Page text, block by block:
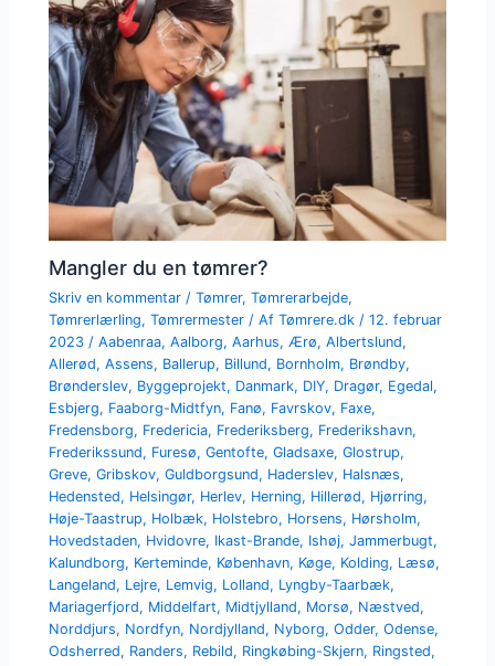
Mangler du en tømrer?
Skriv en kommentar /Tømrer,Tømrerarbejde,
Tømrerlærling,Tømrermester / AfTømrere.dk /12. februar
2023 /Aabenraa,Aalborg,Aarhus, Ærø,Albertslund,
Allerød,Assens, Ballerup, Billund, Bornholm, Brøndby,
Brønderslev, Byggeprojekt, Danmark, DIY, Dragør, Egedal,
Esbjerg, Faaborg-Midtfyn, Fanø, Favrskov, Faxe,
Fredensborg, Fredericia, Frederiksberg, Frederikshavn,
Frederikssund, Furesø,Gentofte,Gladsaxe,Glostrup,
Greve,Gribskov,Guldborgsund, Haderslev, Halsnæs,
Hedensted, Helsingør, Herlev, Herning, Hillerød, Hjørring,
Høje-Taastrup, Holbæk, Holstebro, Horsens, Hørsholm,
Hovedstaden, Hvidovre, Ikast-Brande, Ishøj,Jammerbugt,
Kalundborg, Kerteminde, København, Køge, Kolding, Læsø,
Langeland, Lejre, Lemvig, Lolland, Lyngby-Taarbæk,
Mariagerfjord, Middelfart, Midtjylland, Morsø, Næstved,
Norddjurs, Nordfyn, Nordjylland, Nyborg,Odder,Odense,
Odsherred, Randers, Rebild, Ringkøbing-Skjern, Ringsted,